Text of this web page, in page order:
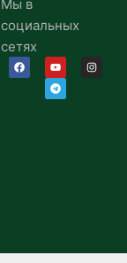
Мы в
социальных
сетях